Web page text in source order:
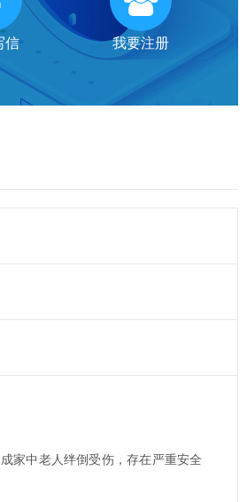
信 我要注册
家中老人绊倒受伤，存在严重安全